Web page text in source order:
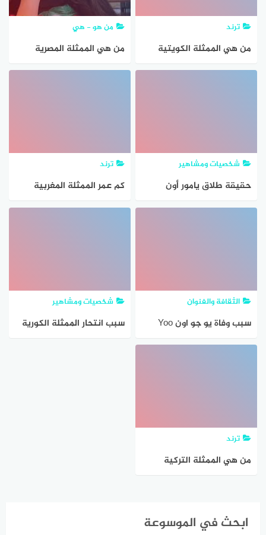
ترند
من هي الممثلة الكويتية
التي تم القبض عليها
من هو - هي
من هي الممثلة المصرية
ياسمين صبري ويكيبيديا
شخصيات ومشاهير
حقيقة طلاق يامور أون
الممثلة التركية
ترند
كم عمر الممثلة المغربية
ميساء المغربي
الثقافة والفنوان
سبب وفاة يو جو اون Yoo
Joo Eun انتحار الممثلة
شخصيات ومشاهير
سبب انتحار الممثلة الكورية
ترند
من هي الممثلة التركية
ابحث في الموسوعة